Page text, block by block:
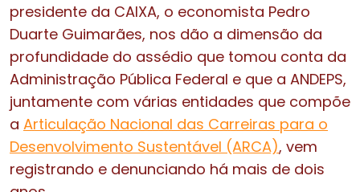
presidente da CAIXA, o economista Pedro
Duarte Guimarães, nos dão a dimensão da
profundidade do assédio que tomou conta da
Administração Pública Federal e que a ANDEPS,
juntamente com várias entidades que compõe
a Articulação Nacional das Carreiras para o
Desenvolvimento Sustentável (ARCA), vem
registrando e denunciando há mais de dois